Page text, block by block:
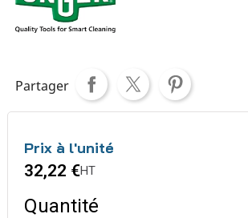
Partager
Prix à l'unité
32,22 €HT
Quantité